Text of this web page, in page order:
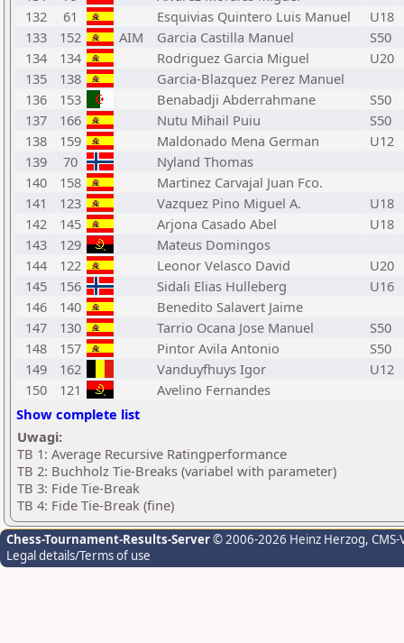
132
61 Esquivias Quintero Luis Manuel
U18
133
152 AIM Garcia Castilla Manuel
S50
134
134 Rodriguez Garcia Miguel
U20
135
138
Garcia-Blazquez Perez Manuel
136
153 Benabadji Abderrahmane
S50
137
166 Nutu Mihail Puiu
S50
138
159 Maldonado Mena German
U12
139
70
Nyland Thomas
140
158
Martinez Carvajal Juan Fco.
141
123 Vazquez Pino Miguel A.
U18
142
145 Arjona Casado Abel
U18
143
129
Mateus Domingos
144
122 Leonor Velasco David
U20
145
156 Sidali Elias Hulleberg
U16
146
140
Benedito Salavert Jaime
147
130 Tarrio Ocana Jose Manuel
S50
148
157 Pintor Avila Antonio
S50
149
162 Vanduyfhuys Igor
U12
150
121
Avelino Fernandes
Show complete list
Uwagi:
TB 1: Average Recursive Ratingperformance
TB 2: Buchholz Tie-Breaks (variabel with parameter)
TB 3: Fide Tie-Break
TB 4: Fide Tie-Break (fine)
Chess-Tournament-Results-Server© 2006-2026 Heinz Herzog,
Legal details/Terms of use